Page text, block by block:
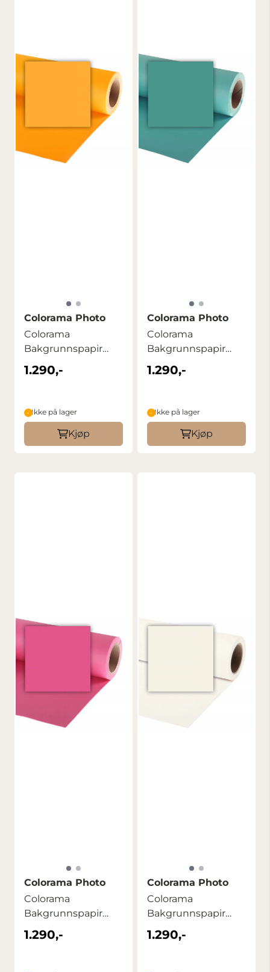
Colorama Photo
Colorama
Bakgrunnspapir
2,72m x 11m
Sunflower
1.290,-
Ikke på lager
Kjøp
Colorama Photo
Colorama
Bakgrunnspapir
2,72m x 11m Sea
Blue
1.290,-
Ikke på lager
Kjøp
Colorama Photo
Colorama
Bakgrunnspapir
2,72m x 11m Rose
Pink
1.290,-
Colorama Photo
Colorama
Bakgrunnspapir
2,72m x 11m Polar
White
1.290,-